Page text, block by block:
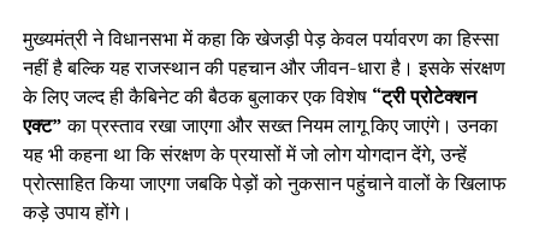
मुख्यमंत्री ने विधानसभा में कहा कि खेजड़ी पेड़ केवल पर्यावरण का हिस्सा
नहीं है बल्कि यह राजस्थान की पहचान और जीवन-धारा है। इसके संरक्षण
के लिए जल्द ही कैबिनेट की बैठक बुलाकर एक विशेष “ट्री प्रोटेक्शन
एक्ट”का प्रस्ताव रखा जाएगा और सख्त नियम लागू किए जाएंगे। उनका
यह भी कहना था कि संरक्षण के प्रयासों में जो लोग योगदान देंगे, उन्हें
प्रोत्साहित किया जाएगा जबकि पेड़ों को नुकसान पहुंचाने वालों के खिलाफ
कड़े उपाय होंगे।